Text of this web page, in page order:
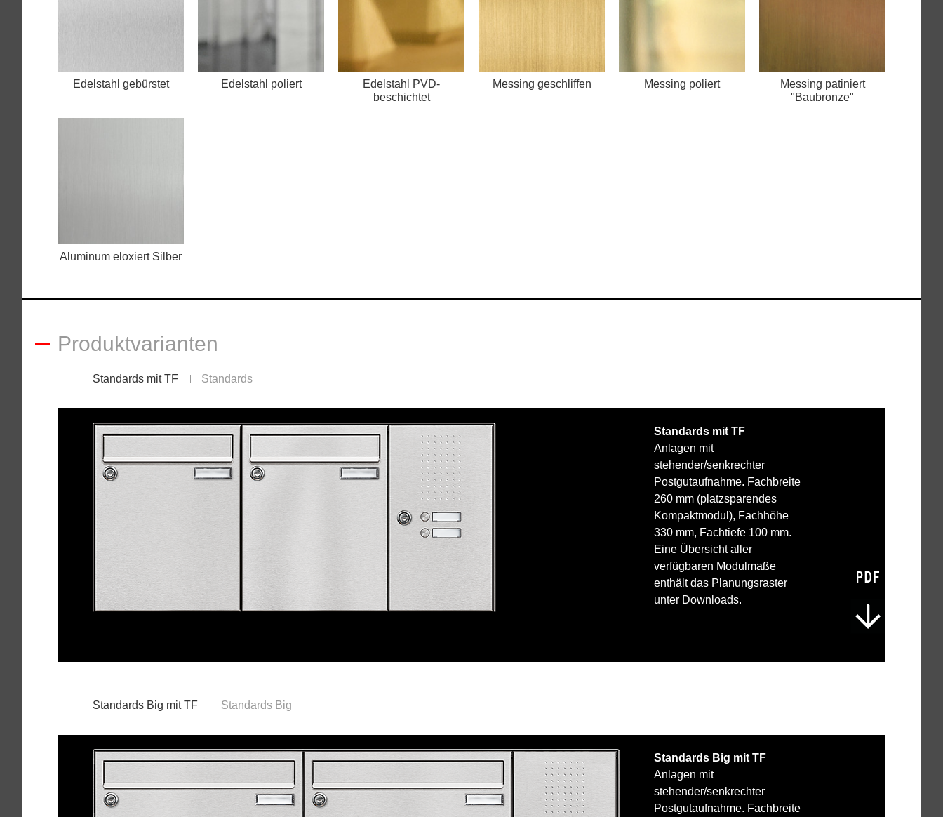
Edelstahl gebürstet Edelstahl poliert
Edelstahl PVD-
beschichtet
Messing geschliffen Messing poliert
Messing patiniert
"Baubronze"
Aluminum eloxiert Silber
Produktvarianten
Standards mit TF Standards
Standards mit TF
Anlagen mit
stehender/senkrechter
Postgutaufnahme. Fachbreite
260 mm (platzsparendes
Kompaktmodul), Fachhöhe
330 mm, Fachtiefe 100 mm.
Eine Übersicht aller
verfügbaren Modulmaße
enthält das Planungsraster
unter Downloads.
Standards Big mit TF Standards Big
Standards Big mit TF
Anlagen mit
stehender/senkrechter
Postgutaufnahme. Fachbreite